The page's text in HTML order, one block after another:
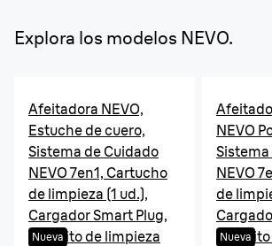
Explora los modelos NEVO.
Afeitadora NEVO,
Estuche de cuero,
Sistema de Cuidado
NEVO 7en1, Cartucho
de limpieza (1 ud.),
Cargador Smart Plug,
Cepillito de limpieza
Nueva
NEVO
NEVO
de
Nueva